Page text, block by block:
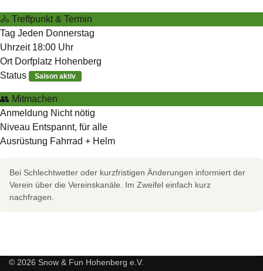
🚴 Treffpunkt & Termin
Tag Jeden Donnerstag
Uhrzeit 18:00 Uhr
Ort Dorfplatz Hohenberg
Status
Saison aktiv
👥 Mitmachen
Anmeldung Nicht nötig
Niveau Entspannt, für alle
Ausrüstung Fahrrad + Helm
Bei Schlechtwetter oder kurzfristigen Änderungen informiert der
Verein über die Vereinskanäle. Im Zweifel einfach kurz
nachfragen.
© 2026 Snow & Fun Hohenberg e.V.